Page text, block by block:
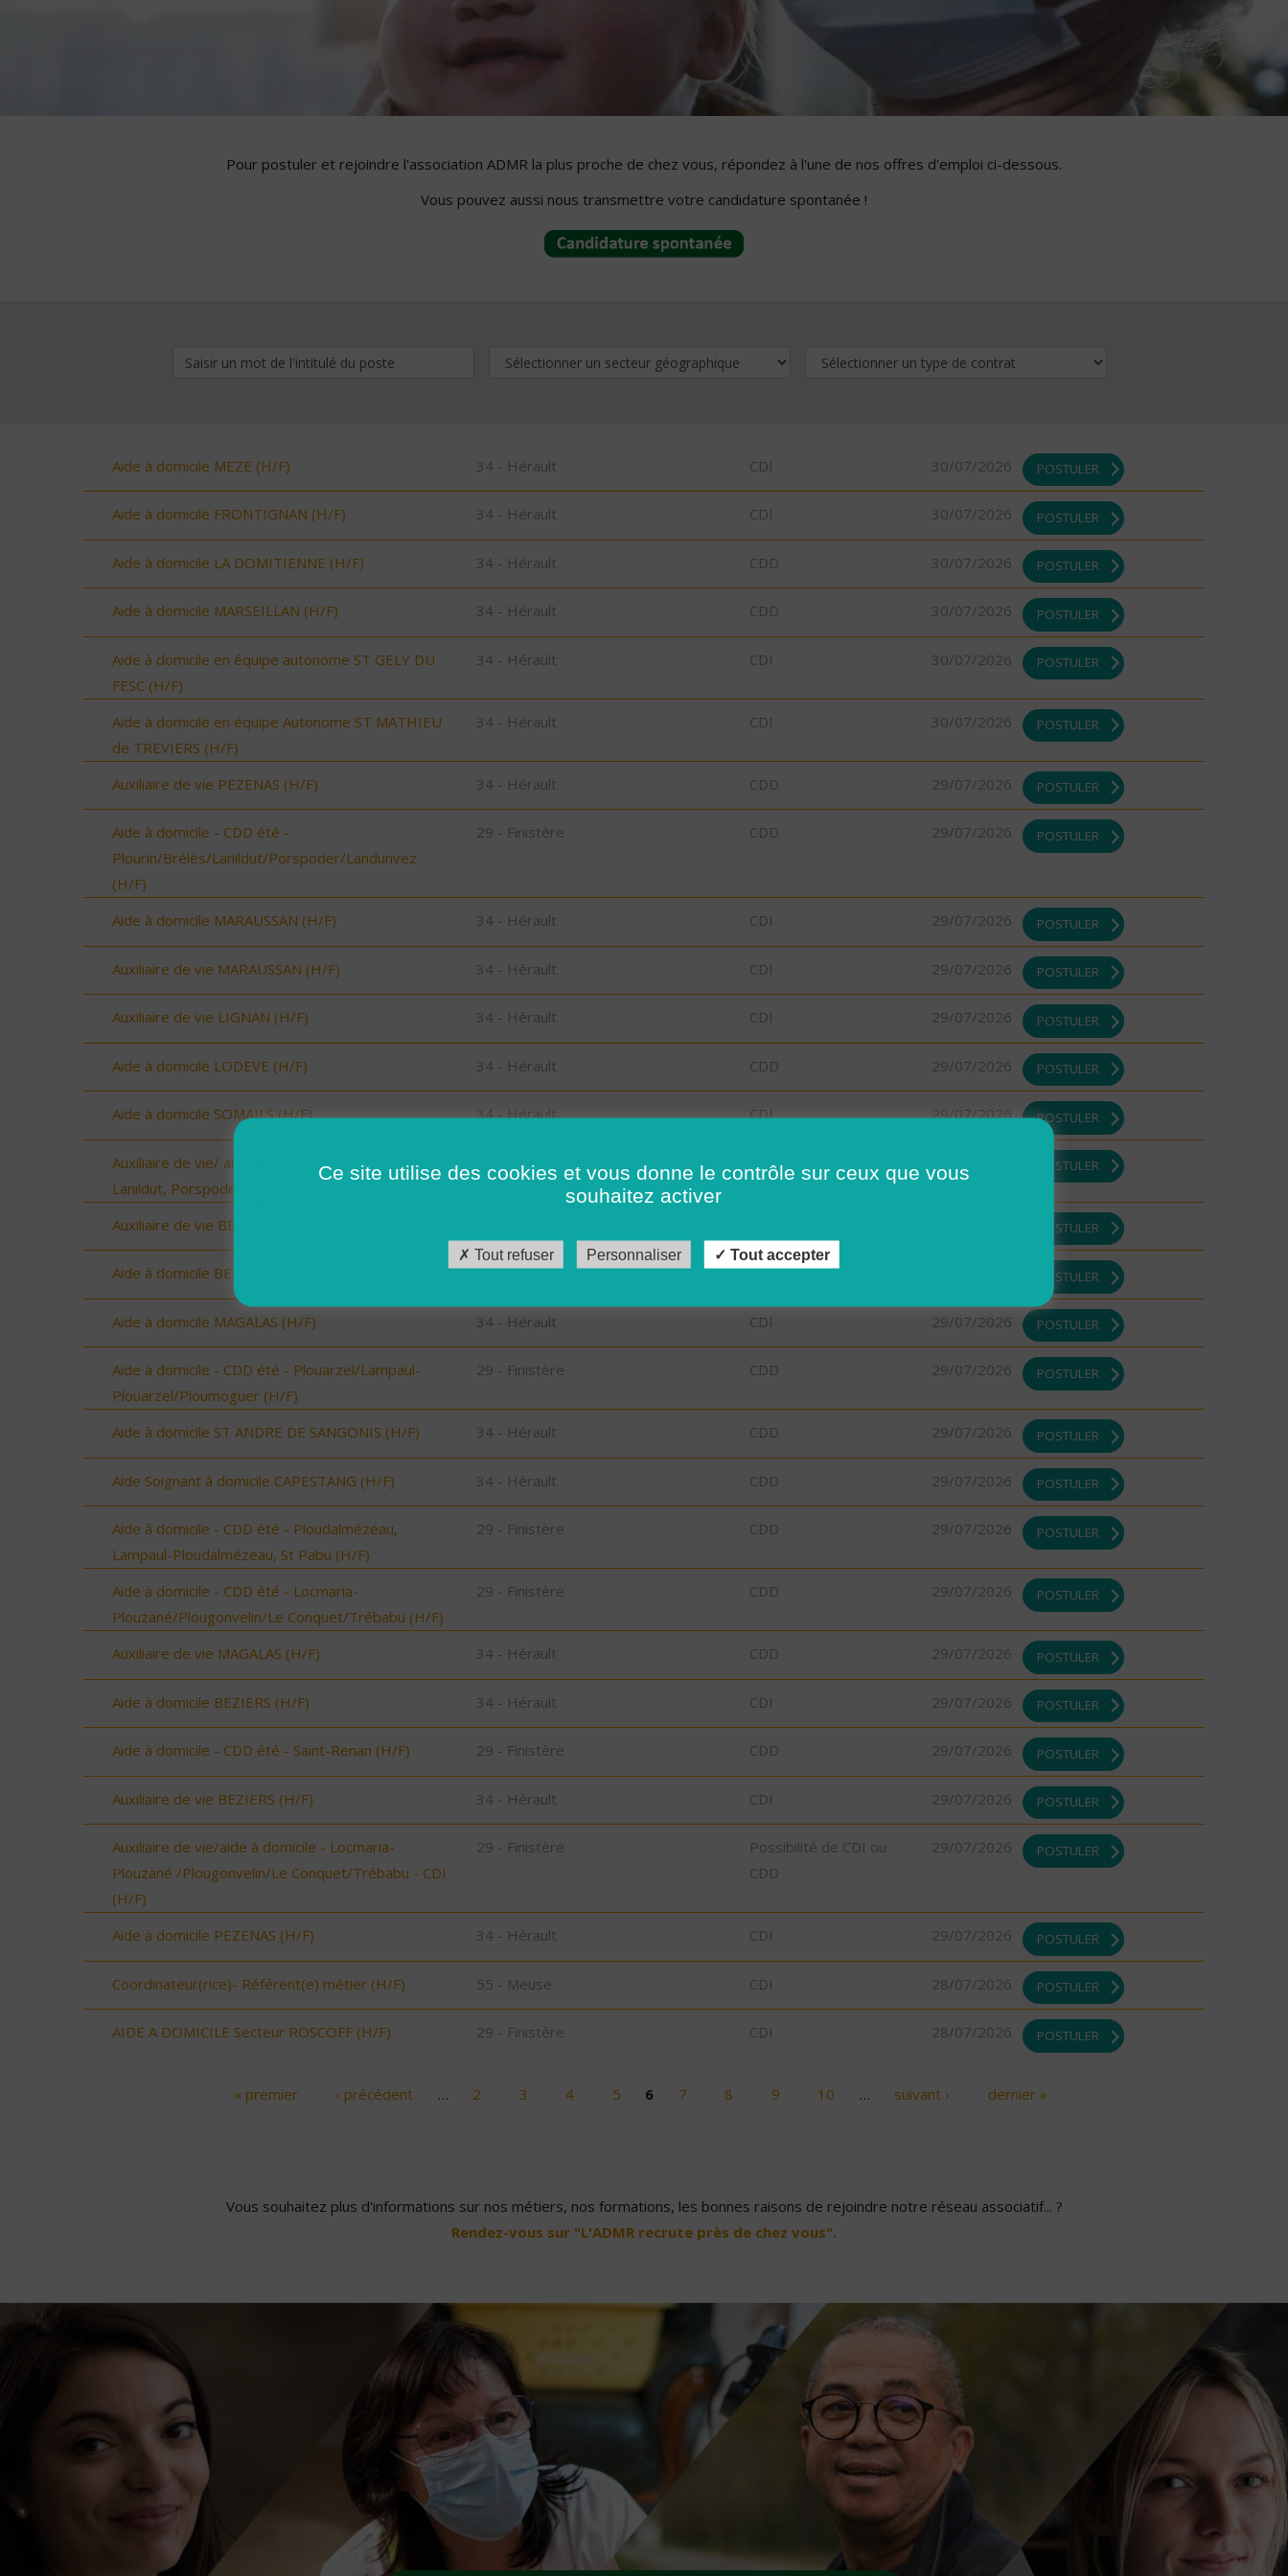
Pour postuler et rejoindre l'association ADMR la plus proche de chez vous, répondez à l'une de nos offres d'emploi ci-dessous.
Vous pouvez aussi nous transmettre votre candidature spontanée !
Aide à domicile MEZE (H/F) 34 - Hérault CDI 30/07/2026 POSTULER
Aide à domicile FRONTIGNAN (H/F) 34 - Hérault CDI 30/07/2026 POSTULER
Aide à domicile LA DOMITIENNE (H/F) 34 - Hérault CDD 30/07/2026 POSTULER
Aide à domicile MARSEILLAN (H/F) 34 - Hérault CDD 30/07/2026 POSTULER
Aide à domicile en équipe autonome ST GELY DU
FESC (H/F)
34 - Hérault CDI 30/07/2026 POSTULER
Aide à domicile en équipe Autonome ST MATHIEU
de TREVIERS (H/F)
34 - Hérault CDI 30/07/2026 POSTULER
Auxiliaire de vie PEZENAS (H/F) 34 - Hérault CDD 29/07/2026 POSTULER
Aide à domicile - CDD été -
Plourin/Brélès/Lanildut/Porspoder/Landunvez
(H/F)
29 - Finistère CDD 29/07/2026 POSTULER
Aide à domicile MARAUSSAN (H/F) 34 - Hérault CDI 29/07/2026 POSTULER
Auxiliaire de vie MARAUSSAN (H/F) 34 - Hérault CDI 29/07/2026 POSTULER
Auxiliaire de vie LIGNAN (H/F) 34 - Hérault CDI 29/07/2026 POSTULER
Aide à domicile LODEVE (H/F) 34 - Hérault CDD 29/07/2026 POSTULER
Aide à domicile SOMAILS (H/F) 34 - Hérault CDI 29/07/2026 POSTULER
Auxiliaire de vie/ aide à domicile - Plourin, Brélès,
Lanildut, Porspoder, Landunvez - CDI (H/F)
29 - Finistère
Possibilité de CDI ou
POSTULER
Auxiliaire de vie BEDARIEUX (H/F) POSTULER
Aide à domicile BEDARIEUX (H/F) 34 - Hérault CDI POSTULER
Aide à domicile MAGALAS (H/F) 34 - Hérault CDI 29/07/2026 POSTULER
Aide à domicile - CDD été - Plouarzel/Lampaul-
Plouarzel/Ploumoguer (H/F)
29 - Finistère CDD 29/07/2026 POSTULER
Aide à domicile ST ANDRE DE SANGONIS (H/F) 34 - Hérault CDD 29/07/2026 POSTULER
Aide Soignant à domicile CAPESTANG (H/F) 34 - Hérault CDD 29/07/2026 POSTULER
Aide à domicile - CDD été - Ploudalmézeau,
Lampaul-Ploudalmézeau, St Pabu (H/F)
29 - Finistère CDD 29/07/2026 POSTULER
Aide à domicile - CDD été - Locmaria-
Plouzané/Plougonvelin/Le Conquet/Trébabu (H/F)
29 - Finistère CDD 29/07/2026 POSTULER
Auxiliaire de vie MAGALAS (H/F) 34 - Hérault CDD 29/07/2026 POSTULER
Aide à domicile BEZIERS (H/F) 34 - Hérault CDI 29/07/2026 POSTULER
Aide à domicile - CDD été - Saint-Renan (H/F) 29 - Finistère CDD 29/07/2026 POSTULER
Auxiliaire de vie BEZIERS (H/F) 34 - Hérault CDI 29/07/2026 POSTULER
Auxiliaire de vie/aide à domicile - Locmaria-
Plouzané /Plougonvelin/Le Conquet/Trébabu - CDI
(H/F)
29 - Finistère
Possibilité de CDI ou
CDD
29/07/2026 POSTULER
Aide à domicile PEZENAS (H/F) 34 - Hérault CDI 29/07/2026 POSTULER
Coordinateur(rice)- Référent(e) métier (H/F) 55 - Meuse CDI 28/07/2026 POSTULER
AIDE A DOMICILE Secteur ROSCOFF (H/F) 29 - Finistère CDI 28/07/2026 POSTULER
« premier ‹ précédent … 2 3 4 5 6 7 8 9 10 … suivant › dernier »
Vous souhaitez plus d'informations sur nos métiers, nos formations, les bonnes raisons de rejoindre notre réseau associatif... ?
Rendez-vous sur "L'ADMR recrute près de chez vous".
Ce site utilise des cookies et vous donne le contrôle sur ceux que vous
souhaitez activer
Tout refuser Personnaliser Tout accepter